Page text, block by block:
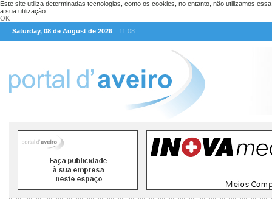
Este site utiliza determinadas tecnologias, como os cookies, no entanto, não utilizamos
a sua utilização.
OK
Saturday, 08 de August de 2026
11:08